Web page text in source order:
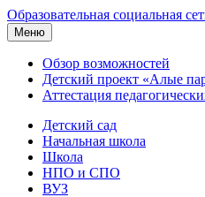
Образовательная социальная
Меню
Обзор возможностей
Детский проект «Алые
Аттестация
Детский сад
Начальная школа
Школа
НПО и СПО
ВУЗ